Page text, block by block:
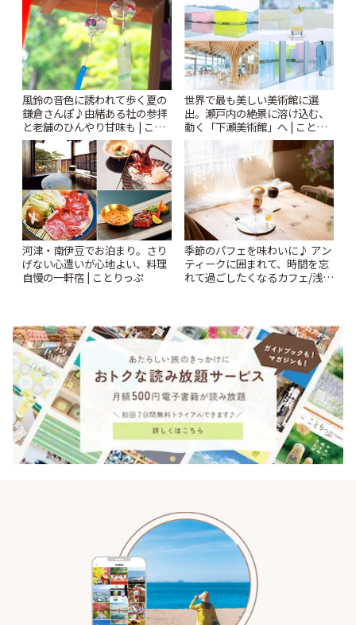
風鈴の音色に誘われて歩く夏の
鎌倉さんぽ♪由緒ある社の参拝
と老舗のひんやり甘味も | こと
りっぷ
世界で最も美しい美術館に選
出。瀬戸内の絶景に溶け込む、
動く「下瀬美術館」へ | ことり
っぷ
河津・南伊豆でお泊まり。さり
げない心遣いが心地よい、料理
自慢の一軒宿 | ことりっぷ
季節のパフェを味わいに♪ アン
ティークに囲まれて、時間を忘
れて過ごしたくなるカフェ/浅草